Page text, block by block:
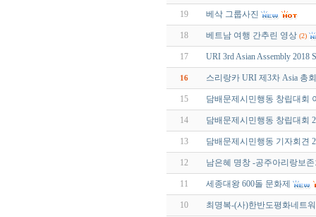
19 베삭 그룹사진
18 베트남 여행 간추린 영상 (2)
17 URI 3rd Asian Assembly 2018
16 스리랑카 URI 제3차 Asia 총
15 담배문제시민행동 창립대회
14 담배문제시민행동 창립대회
13 담배문제시민행동 기자회견
12 남은혜 명창 -공주아리랑보
11 세종대왕 600돌 문화제
10 최명복-(사)한반도평화네트